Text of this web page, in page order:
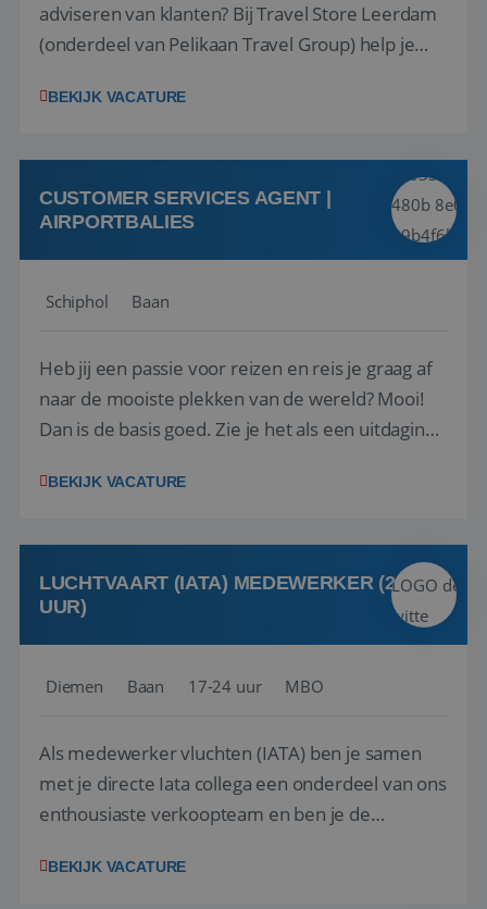
adviseren van klanten? Bij Travel Store Leerdam
(onderdeel van Pelikaan Travel Group) help je
vinden. Samen maken we van elke reis een
hebt in de reisbranche of j...
BEKIJK VACATURE
CUSTOMER SERVICES AGENT |
AIRPORTBALIES
Schiphol Baan
Heb jij een passie voor reizen en reis je graag af
naar de mooiste plekken van de wereld? Mooi!
Dan is de basis goed. Zie je het als een uitdaging
het samenstellen en boeken van de perfecte
deze onderdelen zijn nu samen gevoegd...
BEKIJK VACATURE
LUCHTVAART (IATA) MEDEWERKER (24-32
UUR)
Diemen Baan 17-24 uur MBO
Als medewerker vluchten (IATA) ben je samen
met je directe Iata collega een onderdeel van ons
enthousiaste verkoopteam en ben je de
en tarieven waar je collega’s niet uitkomen.
BEKIJK VACATURE